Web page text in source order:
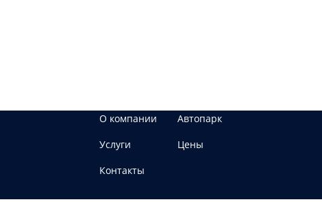
О компании
Автопарк
Услуги
Цены
Контакты